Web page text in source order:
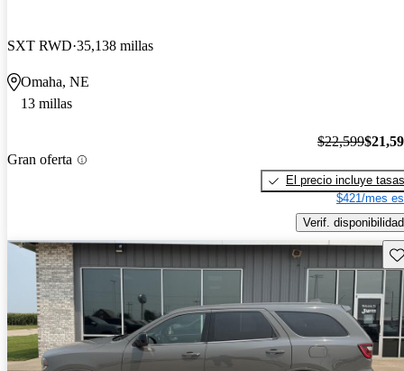
SXT RWD 35,138 millas
Omaha, NE
13 millas
Gran oferta
$22,599
El precio incluye tasas
$421/mes
Verif. disponibilidad